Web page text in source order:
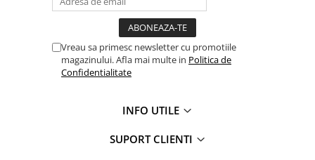
Accesorii sisteme pompare
Maiuri compactoare
Placi compactoare unidirectionale
Cilindri vibrocompactori
Betoniere si Malaxoare
Vreau sa primesc newsletter cu promotiile
magazinului. Afla mai multe in Politica de
Confidentialitate
INFO UTILE
SUPORT CLIENTI